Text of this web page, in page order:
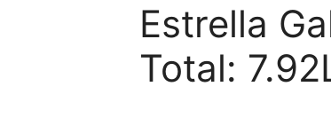
Estrella
Total: